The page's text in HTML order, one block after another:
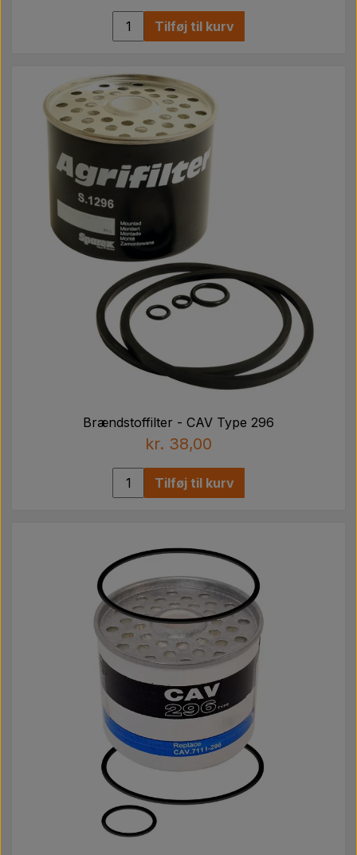
Tilføj til kurv
Brændstoffilter - CAV Type 296
kr. 38,00
Tilføj til kurv